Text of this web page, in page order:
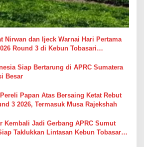
Nirwan dan Ijeck Warnai Hari Pertama
Round 3 di Kebun Tobasari
Siap Bertarung di APRC Sumatera
Besar
Papan Atas Bersaing Ketat Rebut
3 2026, Termasuk Musa Rajekshah
Kembali Jadi Gerbang APRC Sumut
Taklukkan Lintasan Kebun Tobasari